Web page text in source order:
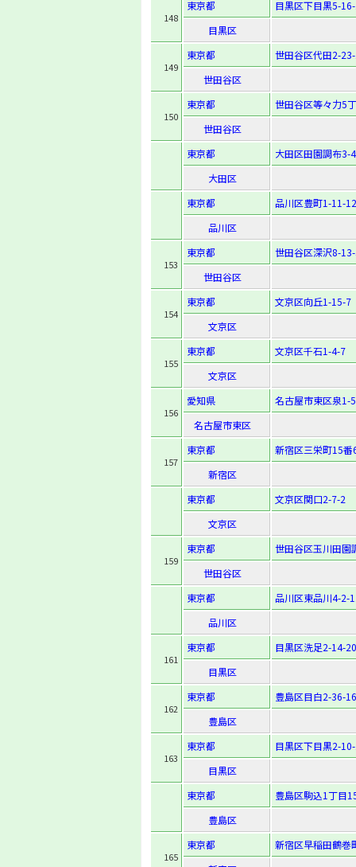
148
東京都
目黒区下目黒5-
目黒区
149
東京都
世田谷区代田2-
世田谷区
150
東京都
世田谷区等々力5
世田谷区
東京都
大田区田園調布3-
大田区
東京都
品川区豊町1-11-12
品川区
153
東京都
世田谷区深沢8-
世田谷区
154
東京都
文京区向丘1-15-7
文京区
155
東京都
文京区千石1-4-7
文京区
156
愛知県
名古屋市東区泉1-
名古屋市東区
157
東京都
新宿区三栄町15番
新宿区
東京都
文京区関口2-7-2
文京区
159
東京都
世田谷区玉川田園
世田谷区
東京都
品川区東品川4-2-
品川区
161
東京都
目黒区洗足2-14-20
目黒区
162
東京都
豊島区目白2-36-16
豊島区
163
東京都
目黒区下目黒2-
目黒区
東京都
豊島区駒込1丁目
豊島区
165
東京都
新宿区早稲田鶴巻